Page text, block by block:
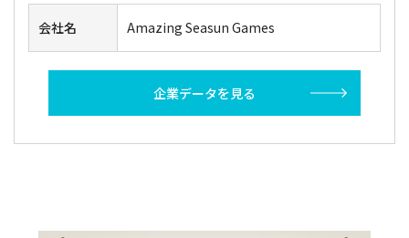
会社名 Amazing Seasun Games
企業データを見る